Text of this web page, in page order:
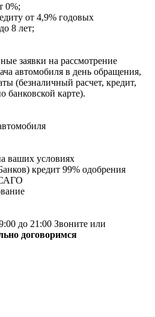
0%;
от 4,9% годовых
8 лет;
заявки на рассмотрение
автомобиля в день обращения,
(безналичный расчет, кредит,
банковской карте).
ваших условиях
кредит 99% одобрения
до 21:00 Звоните или
договоримся